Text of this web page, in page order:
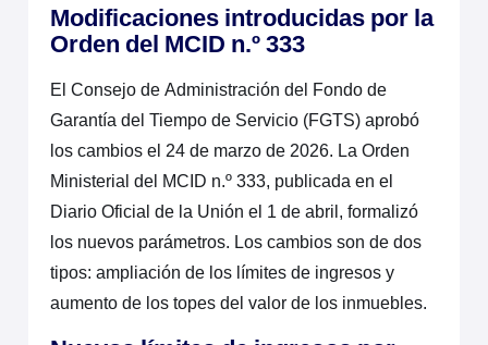
Modificaciones introducidas por la
Orden del MCID n.º 333
El Consejo de Administración del Fondo de
Garantía del Tiempo de Servicio (FGTS) aprobó
los cambios el 24 de marzo de 2026. La Orden
Ministerial del MCID n.º 333, publicada en el
Diario Oficial de la Unión el 1 de abril, formalizó
los nuevos parámetros. Los cambios son de dos
tipos: ampliación de los límites de ingresos y
aumento de los topes del valor de los inmuebles.